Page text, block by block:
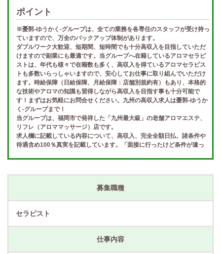
ポイント
※憂郭-ゆうかく-グループは、全ての業務を各専任のスタッフが受け持っ
ていますので、万全のバックアップ体制があります。
ダブルワーク大歓迎、短期間、短時間でも十分高収入を目指していただ
けますので副業にも最適です。当グループへ在籍しているアロマセラピ
ストは、年代も様々で在籍数も多く、高収入を得ているアロマセラピス
トも多数いらっしゃいますので、安心してお仕事に取り組んでいただけ
ます。時給保障（日給保障、月給保障：店舗別規約有）もあり、本格的
な技術やアロマの知識も習得しながら高収入を目指す事も十分可能で
す！まずはお気軽にお問合せください。九州の高収入求人は憂郭-ゆうか
く-グループまで！
当グループは、福岡市で発祥した「九州最大級」の老舗アロマエステ、
リフレ（アロママッサージ）店です。
求人欄に記載している内容について、高収入、完全全額日払、諸条件や
待遇含め100％真実を記載しています。「面接に行ったけど条件が違っ
募集職種
セラピスト
仕事内容